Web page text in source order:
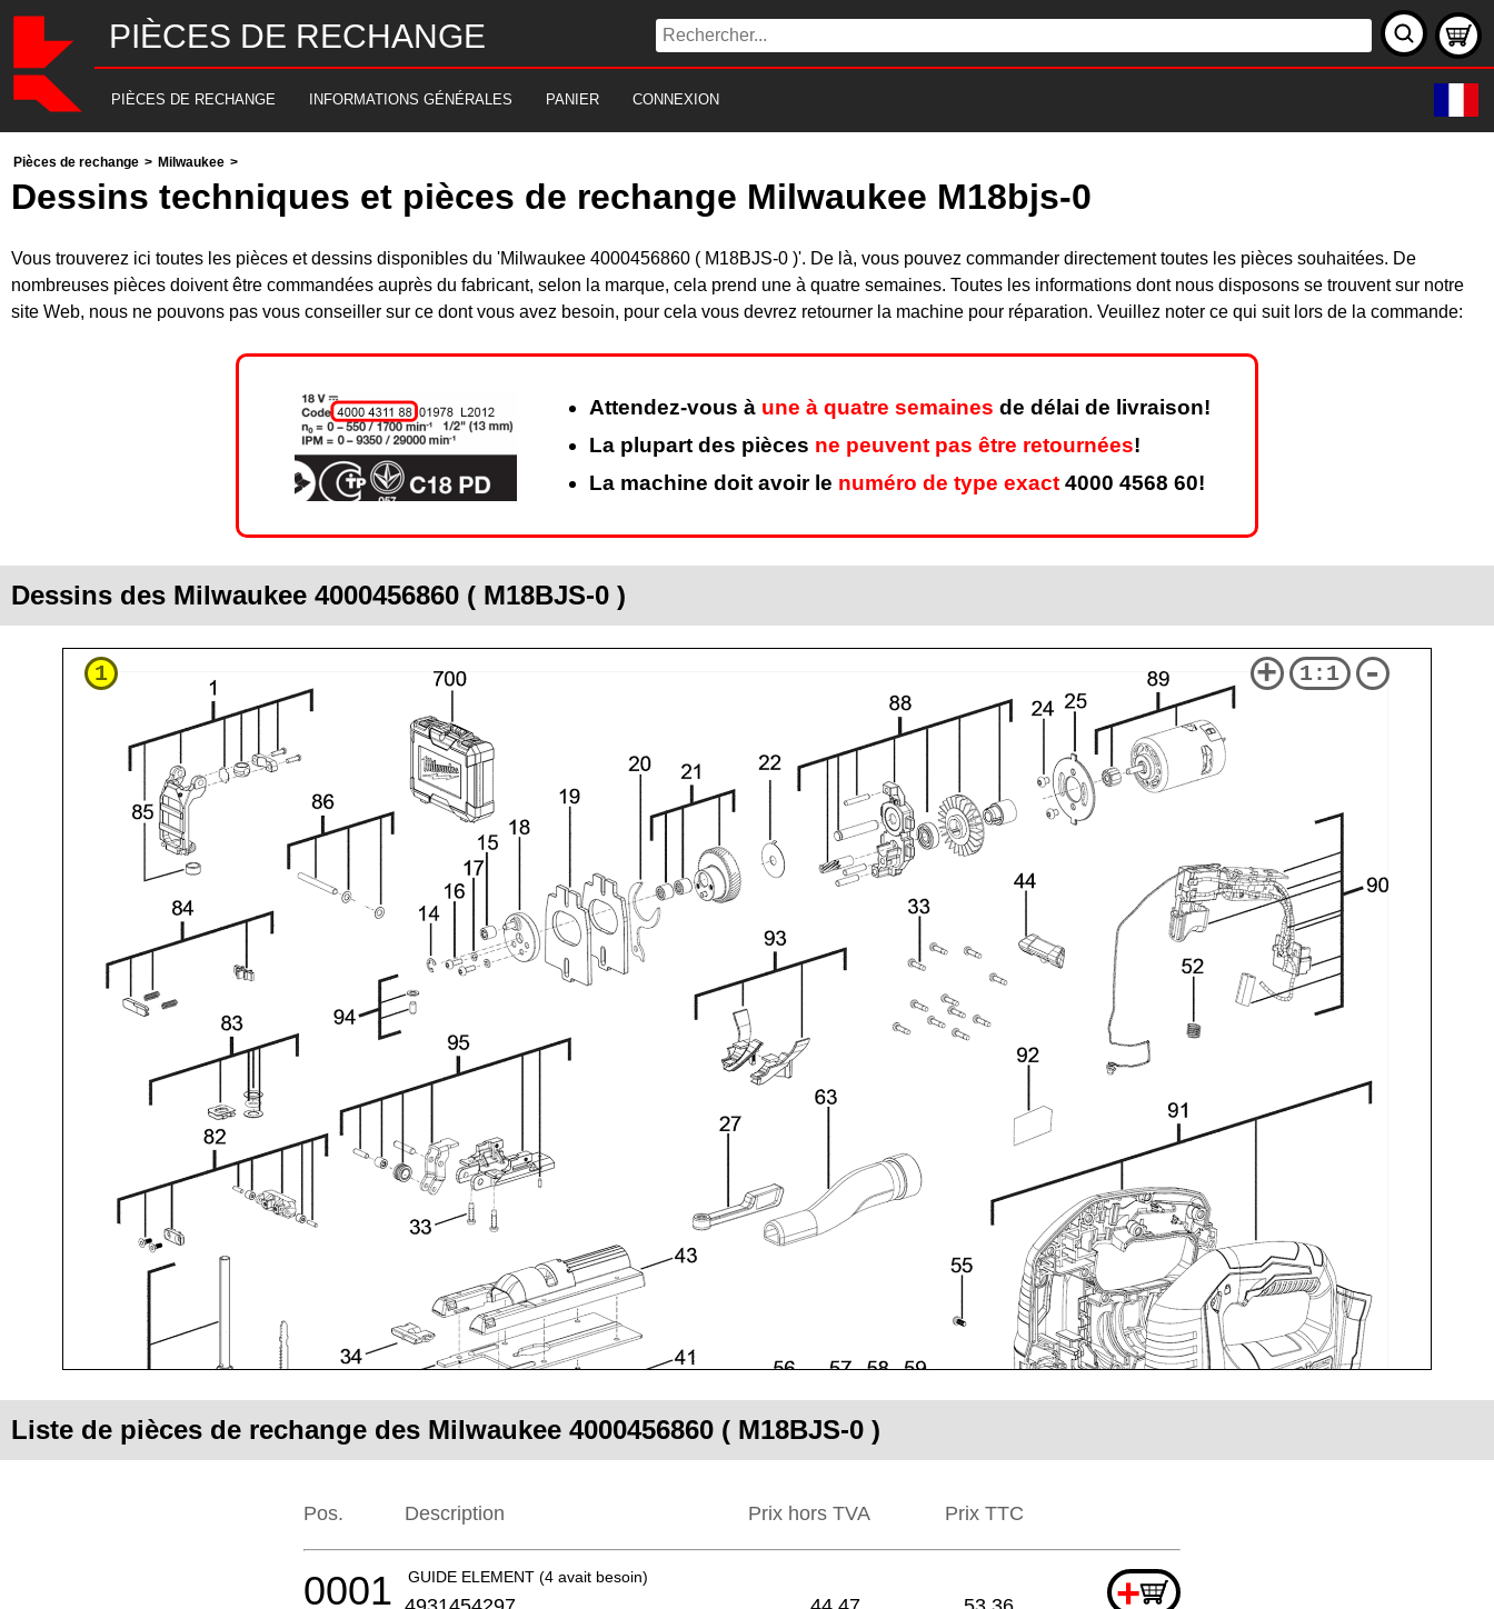
PIÈCES DE RECHANGE
PIÈCES DE RECHANGE INFORMATIONS GÉNÉRALES PANIER CONNEXION
Pièces de rechange > Milwaukee >
Dessins techniques et pièces de rechange Milwaukee M18bjs-0
Vous trouverez ici toutes les pièces et dessins disponibles du 'Milwaukee 4000456860 ( M18BJS-0 )'. De là, vous pouvez commander directement toutes les pièces souhaitées. De
nombreuses pièces doivent être commandées auprès du fabricant, selon la marque, cela prend une à quatre semaines. Toutes les informations dont nous disposons se trouvent sur notre
site Web, nous ne pouvons pas vous conseiller sur ce dont vous avez besoin, pour cela vous devrez retourner la machine pour réparation. Veuillez noter ce qui suit lors de la commande:
Attendez-vous à une à quatre semaines de délai de livraison!
La plupart des pièces ne peuvent pas être retournées!
La machine doit avoir le numéro de type exact 4000 4568 60!
Dessins des Milwaukee 4000456860 ( M18BJS-0 )
1 + 1:1 -
Liste de pièces de rechange des Milwaukee 4000456860 ( M18BJS-0 )
Pos. Description Prix hors TVA Prix ​​TTC
GUIDE ELEMENT (4 avait besoin) +
0001